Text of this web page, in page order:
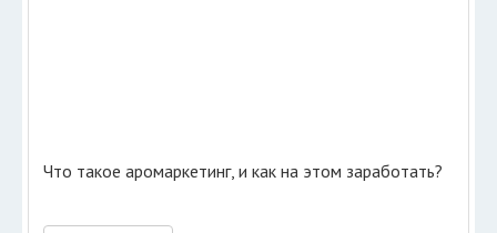
Что такое аромаркетинг, и как на этом заработать?